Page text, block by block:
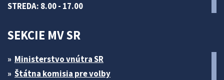
STREDA: 8.00 - 17.00
SEKCIE MV SR
Ministerstvo vnútra SR
Štátna komisia pre volby